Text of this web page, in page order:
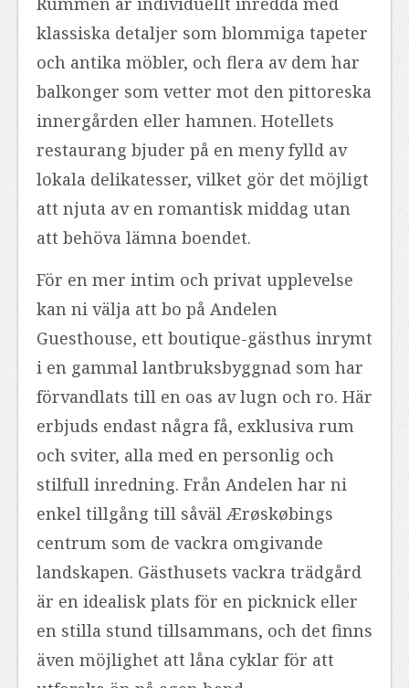
klassiska detaljer som blommiga tapeter
och antika möbler, och flera av dem har
balkonger som vetter mot den pittoreska
innergården eller hamnen. Hotellets
restaurang bjuder på en meny fylld av
lokala delikatesser, vilket gör det möjligt
att njuta av en romantisk middag utan
att behöva lämna boendet.
För en mer intim och privat upplevelse
kan ni välja att bo på Andelen
Guesthouse, ett boutique-gästhus inrymt
i en gammal lantbruksbyggnad som har
förvandlats till en oas av lugn och ro. Här
erbjuds endast några få, exklusiva rum
och sviter, alla med en personlig och
stilfull inredning. Från Andelen har ni
enkel tillgång till såväl Ærøskøbings
centrum som de vackra omgivande
landskapen. Gästhusets vackra trädgård
är en idealisk plats för en picknick eller
en stilla stund tillsammans, och det finns
även möjlighet att låna cyklar för att